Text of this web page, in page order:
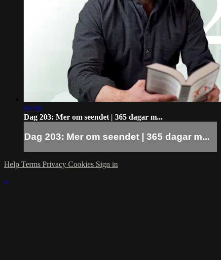
02:18
Dag 203: Mer om seendet | 365 dagar m...
Dag 203: Mer om seendet | 365 dagar m...
Help Terms Privacy Cookies Sign in
×